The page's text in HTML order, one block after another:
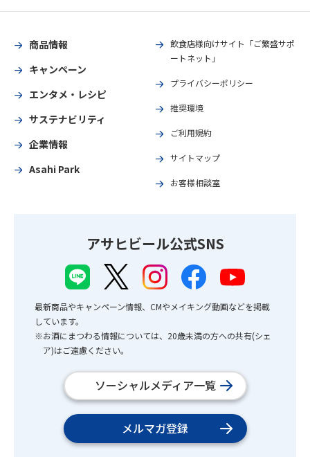
商品情報
キャンペーン
エンタメ・レシピ
サステナビリティ
企業情報
Asahi Park
飲食店様向けサイト「ご繁盛サポ
ートネット」
プライバシーポリシー
推奨環境
ご利用規約
サイトマップ
お客様相談室
アサヒビール公式SNS
最新商品やキャンペーン情報、CMやメイキング動画などを掲載
しています。
※お酒にまつわる情報については、20歳未満の方への共有(シェ
ア)はご遠慮ください。
ソーシャルメディア一覧
メルマガ登録